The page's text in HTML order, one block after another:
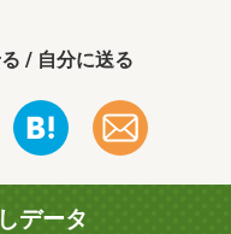
/ 自分に送る
データ